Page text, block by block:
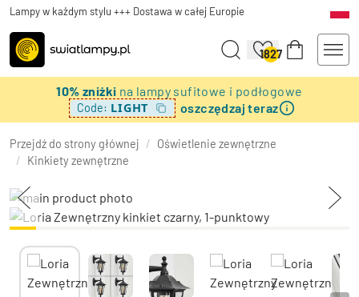
Lampy w każdym stylu +++ Dostawa w całej Europie
1827
10% zniżki na lampy sufitowe i podłogowe
Code: LIGHT oszczędzaj teraz
Przejdź do strony głównej / Oświetlenie zewnętrzne
/ Kinkiety zewnętrzne